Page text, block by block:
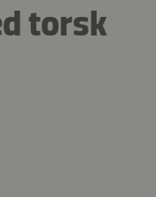
torsk